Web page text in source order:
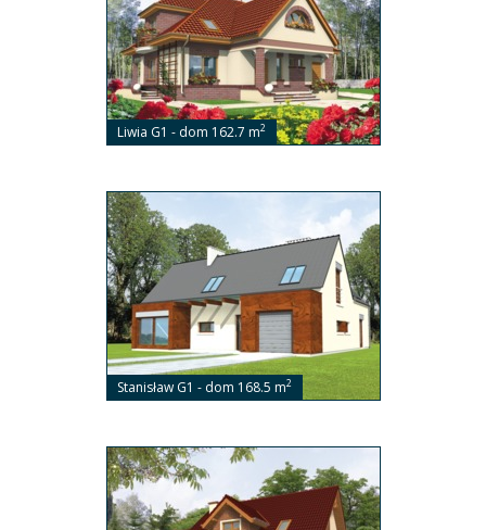
Liwia G1 - dom 162.7 m2
Stanisław G1 - dom 168.5 m2